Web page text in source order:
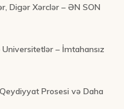
Digər Xərclər – ƏN SON
– İmtahansız
Prosesi və Daha